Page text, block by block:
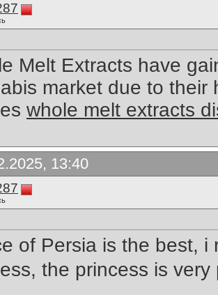
Melt Extracts have
market due to
whole melt extracts
13:40
of Persia is the best,
the princess is